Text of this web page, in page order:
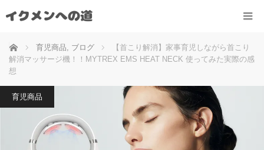
ホーム 育児商品, ブログ
【首こり解消】家事育児しながら首こり
解消マッサージ機！！MYTREX EMS HEAT NECK 使ってみた実際の感
想
育児商品